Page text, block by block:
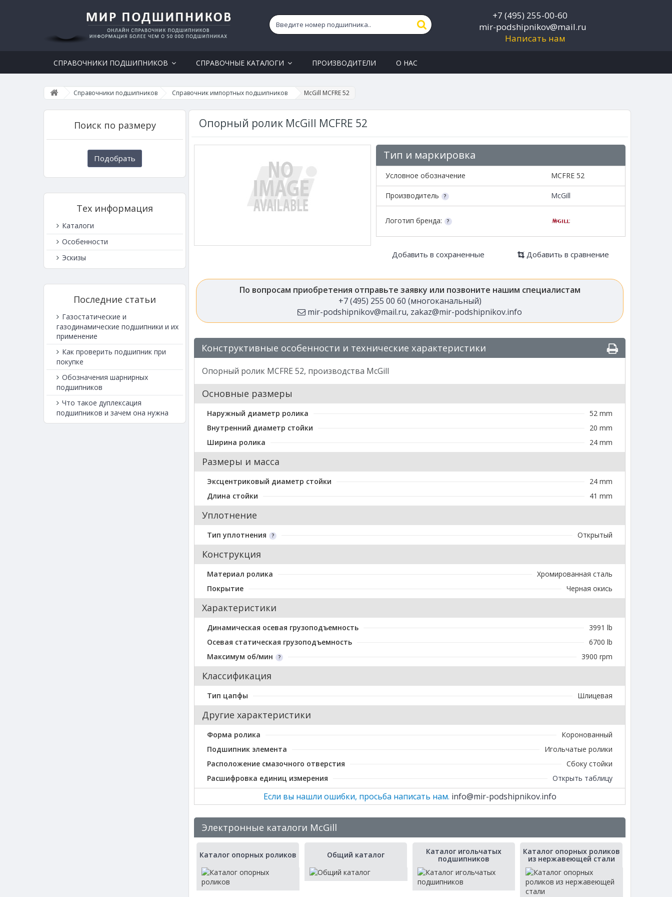
+7 (495) 255-00-60
mir-podshipnikov@mail.ru
Написать нам
СПРАВОЧНИКИ ПОДШИПНИКОВ СПРАВОЧНЫЕ КАТАЛОГИ ПРОИЗВОДИТЕЛИ О НАС
Справочники подшипников Справочник импортных подшипников McGill MCFRE 52
Поиск по размеру
Подобрать
Тех информация
Каталоги
Особенности
Эскизы
Последние статьи
Газостатические и
газодинамические подшипники и их
применение
Как проверить подшипник при
покупке
Обозначения шарнирных
подшипников
Что такое дуплексация
подшипников и зачем она нужна
Опорный ролик McGill MCFRE 52
Тип и маркировка
Условное обозначение MCFRE 52
Производитель McGill
Логотип бренда:
Добавить в сохраненные Добавить в сравнение
По вопросам приобретения отправьте заявку или позвоните нашим специалистам
+7 (495) 255 00 60 (многоканальный)
mir-podshipnikov@mail.ru, zakaz@mir-podshipnikov.info
Конструктивные особенности и технические характеристики
Опорный ролик MCFRE 52, производства McGill
Основные размеры
Наружный диаметр ролика
52 mm
Внутренний диаметр стойки
20 mm
Ширина ролика
24 mm
Размеры и масса
Эксцентриковый диаметр стойки
24 mm
Длина стойки
41 mm
Уплотнение
Тип уплотнения Открытый
Конструкция
Материал ролика
Хромированная сталь
Покрытие
Черная окись
Характеристики
Динамическая осевая грузоподъемность
3991 lb
Осевая статическая грузоподъемность
6700 lb
Максимум об/мин
3900 rpm
Классификация
Тип цапфы Шлицевая
Другие характеристики
Форма ролика
Коронованный
Подшипник элемента
Игольчатые ролики
Расположение смазочного отверстия
Сбоку стойки
Расшифровка единиц измерения
Открыть таблицу
Если вы нашли ошибки, просьба написать нам. info@mir-podshipnikov.info
Электронные каталоги McGill
Каталог опорных роликов Общий каталог Каталог игольчатых
подшипников
Каталог опорных роликов
из нержавеющей стали